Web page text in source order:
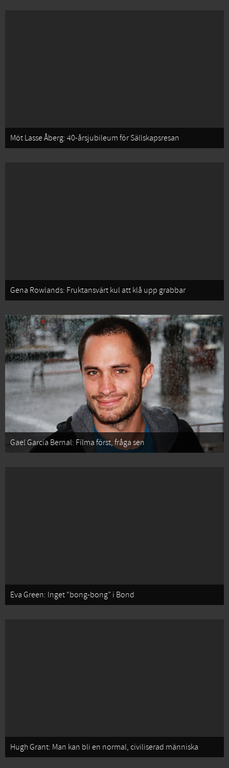
Möt Lasse Åberg: 40-årsjubileum för Sällskapsresan
Gena Rowlands: Fruktansvärt kul att klå upp grabbar
Gael García Bernal: Filma först, fråga sen
Eva Green: Inget “bong-bong” i Bond
Hugh Grant: Man kan bli en normal, civiliserad människa